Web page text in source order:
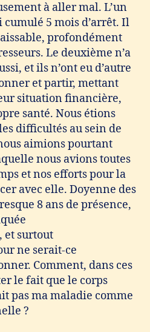
à aller mal. L’un
cumulé 5 mois d’arrêt. Il
profondément
Le deuxième n’a
et ils n’ont eu d’autre
et partir, mettant
situation financière,
santé. Nous étions
difficultés au sein de
aimions pourtant
nous avions toutes
et nos efforts pour la
avec elle. Doyenne des
8 ans de présence,
et surtout
ne serait-ce
Comment, dans ces
le fait que le corps
pas ma maladie comme
?